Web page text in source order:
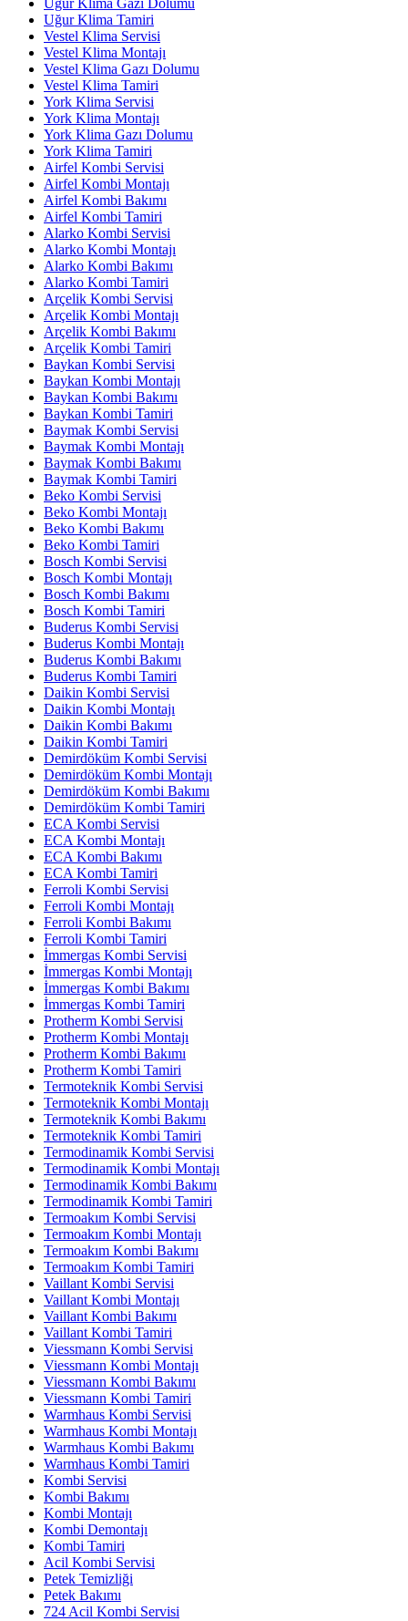
Uğur Klima Gazı Dolumu
Uğur Klima Tamiri
Vestel Klima Servisi
Vestel Klima Montajı
Vestel Klima Gazı Dolumu
Vestel Klima Tamiri
York Klima Servisi
York Klima Montajı
York Klima Gazı Dolumu
York Klima Tamiri
Airfel Kombi Servisi
Airfel Kombi Montajı
Airfel Kombi Bakımı
Airfel Kombi Tamiri
Alarko Kombi Servisi
Alarko Kombi Montajı
Alarko Kombi Bakımı
Alarko Kombi Tamiri
Arçelik Kombi Servisi
Arçelik Kombi Montajı
Arçelik Kombi Bakımı
Arçelik Kombi Tamiri
Baykan Kombi Servisi
Baykan Kombi Montajı
Baykan Kombi Bakımı
Baykan Kombi Tamiri
Baymak Kombi Servisi
Baymak Kombi Montajı
Baymak Kombi Bakımı
Baymak Kombi Tamiri
Beko Kombi Servisi
Beko Kombi Montajı
Beko Kombi Bakımı
Beko Kombi Tamiri
Bosch Kombi Servisi
Bosch Kombi Montajı
Bosch Kombi Bakımı
Bosch Kombi Tamiri
Buderus Kombi Servisi
Buderus Kombi Montajı
Buderus Kombi Bakımı
Buderus Kombi Tamiri
Daikin Kombi Servisi
Daikin Kombi Montajı
Daikin Kombi Bakımı
Daikin Kombi Tamiri
Demirdöküm Kombi Servisi
Demirdöküm Kombi Montajı
Demirdöküm Kombi Bakımı
Demirdöküm Kombi Tamiri
ECA Kombi Servisi
ECA Kombi Montajı
ECA Kombi Bakımı
ECA Kombi Tamiri
Ferroli Kombi Servisi
Ferroli Kombi Montajı
Ferroli Kombi Bakımı
Ferroli Kombi Tamiri
İmmergas Kombi Servisi
İmmergas Kombi Montajı
İmmergas Kombi Bakımı
İmmergas Kombi Tamiri
Protherm Kombi Servisi
Protherm Kombi Montajı
Protherm Kombi Bakımı
Protherm Kombi Tamiri
Termoteknik Kombi Servisi
Termoteknik Kombi Montajı
Termoteknik Kombi Bakımı
Termoteknik Kombi Tamiri
Termodinamik Kombi Servisi
Termodinamik Kombi Montajı
Termodinamik Kombi Bakımı
Termodinamik Kombi Tamiri
Termoakım Kombi Servisi
Termoakım Kombi Montajı
Termoakım Kombi Bakımı
Termoakım Kombi Tamiri
Vaillant Kombi Servisi
Vaillant Kombi Montajı
Vaillant Kombi Bakımı
Vaillant Kombi Tamiri
Viessmann Kombi Servisi
Viessmann Kombi Montajı
Viessmann Kombi Bakımı
Viessmann Kombi Tamiri
Warmhaus Kombi Servisi
Warmhaus Kombi Montajı
Warmhaus Kombi Bakımı
Warmhaus Kombi Tamiri
Kombi Servisi
Kombi Bakımı
Kombi Montajı
Kombi Demontajı
Kombi Tamiri
Acil Kombi Servisi
Petek Temizliği
Petek Bakımı
724 Acil Kombi Servisi